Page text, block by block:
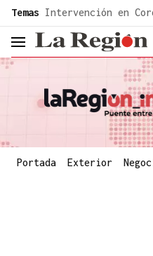
common.go-to-content
Temas Intervención en
header.menu.open
Portada Exterior